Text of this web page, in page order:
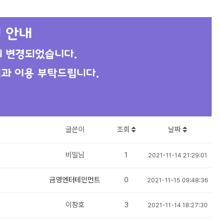
글쓴이 조회 날짜
비밀님 1 2021-11-14 21:29:01
금영엔터테인먼트 0 2021-11-15 09:48:36
이창호 3 2021-11-14 18:27:30